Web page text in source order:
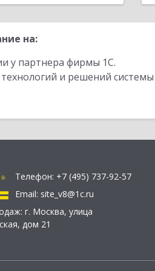
на:
у партнера фирмы 1С.
и решений
Телефон: +7 (495) 737-92-57
Email: site_v8@1c.ru
г. Москва, улица
дом 21